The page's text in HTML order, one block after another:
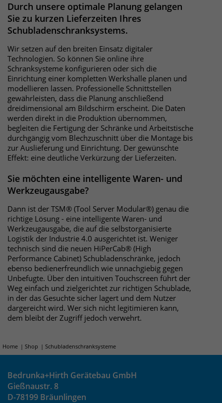
Durch unsere optimale Planung gelangen
Sie zu kurzen Lieferzeiten Ihres
Schubladenschranksystems.
Wir setzen auf den breiten Einsatz digitaler
Technologien. So können Sie online ihre
Schranksysteme konfigurieren oder sich die
Einrichtung einer kompletten Werkshalle planen und
modellieren lassen. Professionelle Schnittstellen
gewährleisten, dass die Planung anschließend
dreidimensional am Bildschirm erscheint. Die Daten
werden direkt in die Produktion übernommen,
begleiten die Fertigung der Schränke und Arbeitstische
durchgängig vom Blechzuschnitt über die Montage bis
zur Auslieferung und Einrichtung. Der gewünschte
Effekt: eine deutliche Verkürzung der Lieferzeiten.
Sie möchten eine intelligente Waren- und
Werkzeugausgabe?
Dann ist der TSM® (Tool Server Modular®) genau die
richtige Lösung - eine intelligente Waren- und
Werkzeugausgabe, die auf die selbstorganisierte
Logistik der Industrie 4.0 ausgerichtet ist. Weniger
technisch sind die neuen HiPerCab® (High
Performance Cabinet) Schubladenschränke, jedoch
ebenso bedienerfreundlich wie unnachgiebig gegen
Unbefugte. Über den intuitiven Touchscreen führt der
Weg einfach und zielgerichtet zur richtigen Schublade,
in der das Gesuchte sicher lagert und dem Nutzer
dargereicht wird. Wer sich nicht legitimieren kann,
dem bleibt der Zugriff jedoch verwehrt.
Home Shop Schubladenschranksysteme
Bedrunka+Hirth Gerätebau GmbH
Gießnaustr. 8
D-78199 Bräunlingen